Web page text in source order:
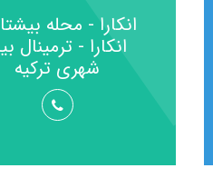
انکارا - محله
انکارا - ترمینال
شهری ترکیه